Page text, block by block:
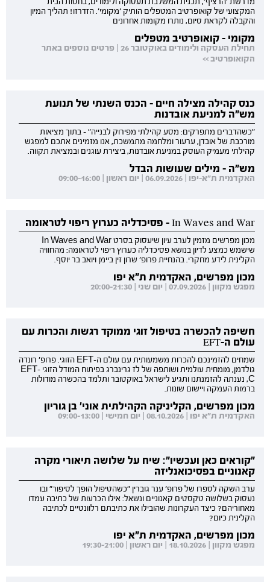
המקצועי של קואופרטיב המטפלים הותיק 'מקומי'. הזדרזו! תהליך המיון
והקבלה לקראת סיום, נותרו מקומות אחרונים
מקומי - קואופרטיב מטפלים
תחילת העסקה ולימודים באוקטובר 26 | פרטים נוספים באתר
הקואופרטיב >>
כנס קהילה מצילה חיים - הכנס השנתי של תנועת
מש"ה למניעת אובדנות
"כשהדברים מתפרקים: מסע קהילתי מפירוק לבנייה" - בתוך מציאות
מורכבת של אובדן, ערעור ומלחמה מתמשכת, אנו מזמינים אתכם למפגש
קהילתי מעמיק העוסק במניעת אובדנות, ביצירת עוגנים ובמציאת תקווה.
מש"ה - מילים שעושות הבדל
האקדמית ת"א-יפו | 06.09.2026 | יום ראשון | 09:00-16:00
In Waves and War - פסיכדליה כערוץ ריפוי לטראומה
מכון מפרשים מזמין לערב עיון שיעסוק בסרט In Waves and War
שישמש כמצע לדיון בנושא פסיכדליה כערוץ ריפוי לטראומה: מהחוויה
הקלינית לידע מחקרי. בהנחיית פרופ' שרון זין ביימן ויואב בר יוסף.
מכון מפרשים, האקדמית ת"א יפו
מפגש מקוון | 07.09.2026 | יום שני | 20:00-21:30
חשיפה להכשרה בטיפול זוגי ממוקד רגשות והכרות עם
עולם ה-EFT
שמחים להזמינכם להכרות משמעותית עם עולם ה-EFT הזוגי. פרופ' רונדה
גולדמן, מומחית עולמית ושותפה של לז גרינברג בפיתוח המודל הזוגי EFT-
C, נענתה להזמנתנו ותגיע לישראל באוקטובר ותלמד בהכשרה מודולות
ברמות העמקה ויישום שונות.
מכון מפרשים, הקליניקה הקהילתית אוני' בן גוריון
האקדמית ת"א יפו | 08.10.2026 | יום חמישי | 09:00-13:00
"קוראים כאן ועכשיו": שיח על שלושה תיאורי מקרה
קאנוניים בפסיכואנליזה
ערב השקה לספרו של פרופ' ענר גוברין "כשהטיפול הופך לסיפור" ובו
נעסוק בשלושה טקסטים קאנוניים ונשאל: אילו הכרעות של כתיבה עמדו
מאחוריהם? כיצד העקרונות שהובילו את כתיבתם רלוונטיים לכתיבה
הקלינית כיום?
מכון מפרשים, האקדמית ת"א יפו
מפגש מקוון | 18.10.2026 | יום ראשון | 19:30-21:00